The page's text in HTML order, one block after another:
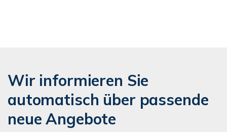
Wir informieren Sie
automatisch über passende
neue Angebote